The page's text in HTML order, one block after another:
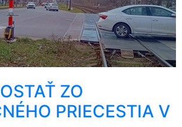
ZO
PRIECESTIA V